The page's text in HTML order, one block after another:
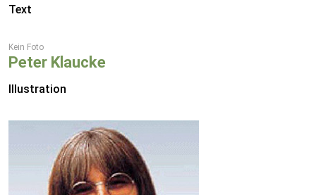
Text
Kein Foto
Peter Klaucke
Illustration